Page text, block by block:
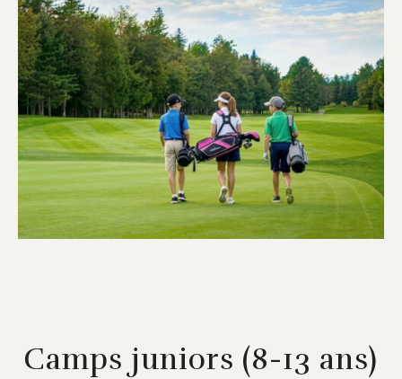
Camps juniors (8-13 ans)